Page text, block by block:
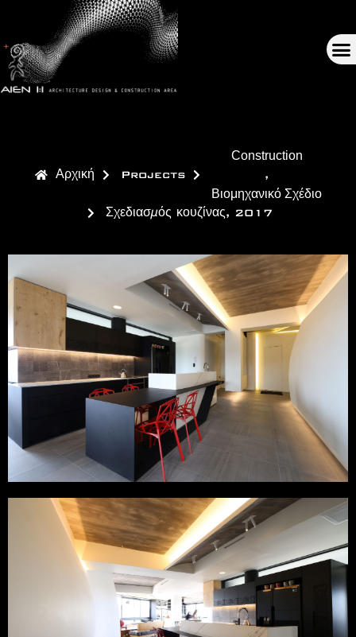
Αρχική Projects
Construction
,
Βιομηχανικό Σχέδιο
Σχεδιασμός κουζίνας, 2017